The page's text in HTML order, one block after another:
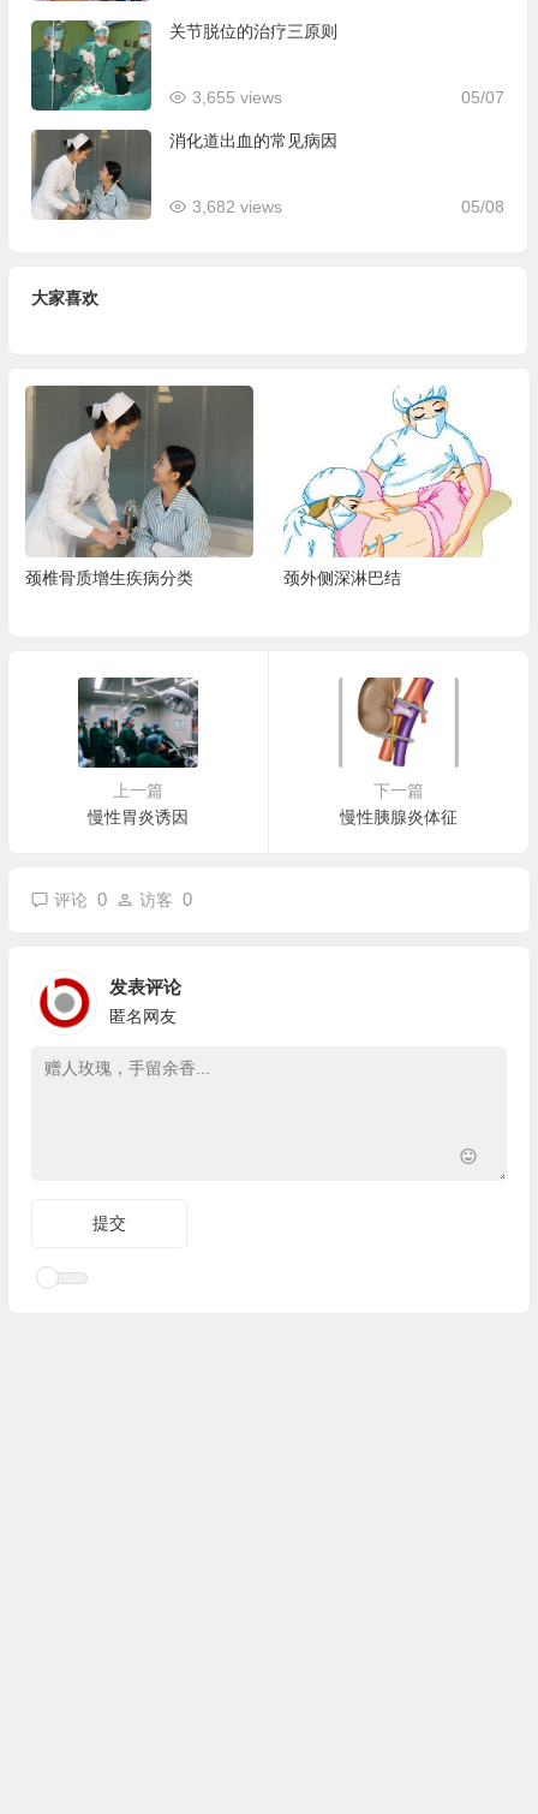
关节脱位的治疗三原则
05/07
3,655 views
消化道出血的常见病因
05/08
3,682 views
大家喜欢
颈椎骨质增生疾病分类 颈外侧深淋巴结
上一篇
慢性胃炎诱因
下一篇
慢性胰腺炎体征
评论 0 访客 0
发表评论
匿名网友